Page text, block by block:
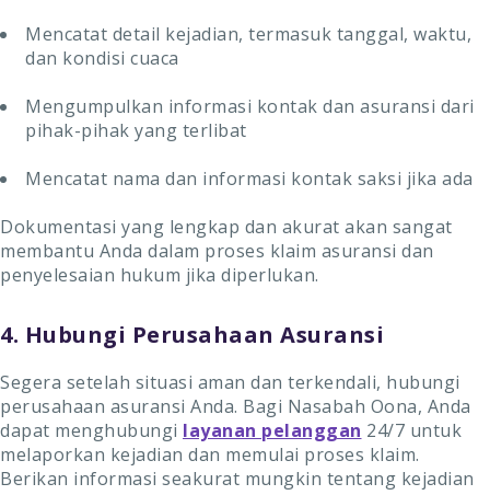
Mencatat detail kejadian, termasuk tanggal, waktu,
dan kondisi cuaca
Mengumpulkan informasi kontak dan asuransi dari
pihak-pihak yang terlibat
Mencatat nama dan informasi kontak saksi jika ada
Dokumentasi yang lengkap dan akurat akan sangat
membantu Anda dalam proses klaim asuransi dan
penyelesaian hukum jika diperlukan.
4. Hubungi Perusahaan Asuransi
Segera setelah situasi aman dan terkendali, hubungi
perusahaan asuransi Anda. Bagi Nasabah Oona, Anda
dapat menghubungi layanan pelanggan 24/7 untuk
melaporkan kejadian dan memulai proses klaim.
Berikan informasi seakurat mungkin tentang kejadian